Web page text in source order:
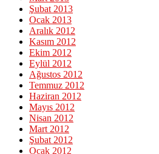
Şubat 2013
Ocak 2013
Aralık 2012
Kasım 2012
Ekim 2012
Eylül 2012
Ağustos 2012
Temmuz 2012
Haziran 2012
Mayıs 2012
Nisan 2012
Mart 2012
Şubat 2012
Ocak 2012